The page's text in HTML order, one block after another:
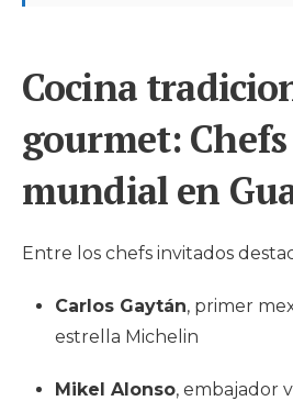
Cocina
gourmet: Chefs
mundial en
Entre los chefs invitados
Carlos Gaytán, primer
estrella Michelin
Mikel Alonso, embajador